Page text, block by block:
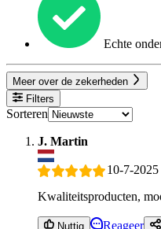
Echte
Meer over de zekerheden
Filters
Sorteren
J. Martin
10-7-2025
Kwaliteitsproducten,
Nuttig Reageer